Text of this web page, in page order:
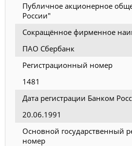
Публичное акционерное
России"
Сокращённое фирменное
ПАО Сбербанк
Регистрационный номер
1481
Дата регистрации Банком
20.06.1991
Основной государственный
номер